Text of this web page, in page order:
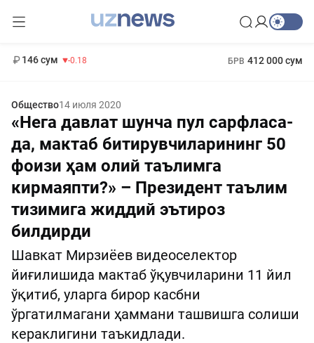
146 сум -0.18 БРВ 412 000 сум
Общество14 июля 2020
«Нега давлат шунча пул сарфласа-
да, мактаб битирувчиларининг 50
фоизи ҳам олий таълимга
кирмаяпти?» – Президент таълим
тизимига жиддий эътироз
билдирди
Шавкат Мирзиёев видеоселектор
йиғилишида мактаб ўқувчиларини 11 йил
ўқитиб, уларга бирор касбни
ўргатилмагани ҳаммани ташвишга солиши
кераклигини таъкидлади.